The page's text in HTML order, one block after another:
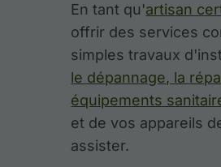
En tant qu'artisan
offrir des services
simples travaux
le dépannage, la
équipements
et de vos appareils
assister.